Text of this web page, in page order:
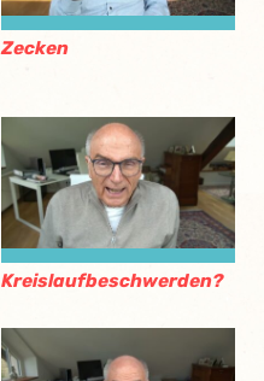
Zecken
Kreislaufbeschwerden?